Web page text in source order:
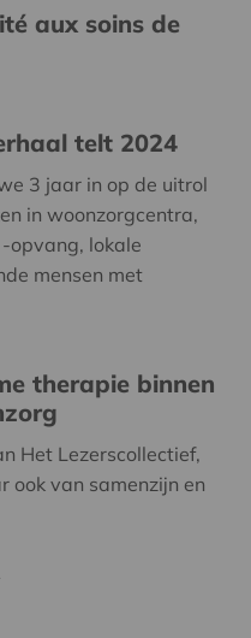
aux soins de
telt 2024
3 jaar in op de uitrol
in woonzorgcentra,
opvang, lokale
mensen met
therapie binnen
Het Lezerscollectief,
ook van samenzijn en